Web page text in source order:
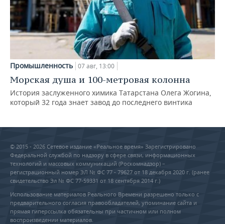
Промышленность 07 авг, 13:00
Морская душа и 100-метровая колонна
История заслуженного химика Татарстана Олега Жогина,
который 32 года знает завод до последнего винтика
© 2015 - 2026 Сетевое издание «Реальное время» Зарегистрировано
Федеральной службой по надзору в сфере связи, информационных
технологий и массовых коммуникаций (Роскомнадзор) –
регистрационный номер ЭЛ № ФС 77 - 79627 от 18 декабря 2020 г. (ранее
свидетельство Эл № ФС 77-59331 от 18 сентября 2014 г.)
Использование материалов Реального Времени разрешено только с
предварительного согласия правообладателей, упоминание сайта и
прямая гиперссылка обязательны при частичном или полном
воспроизведении материалов.